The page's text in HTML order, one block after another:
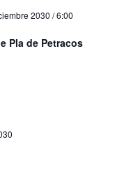
2030 / 6:00
Pla de Petracos